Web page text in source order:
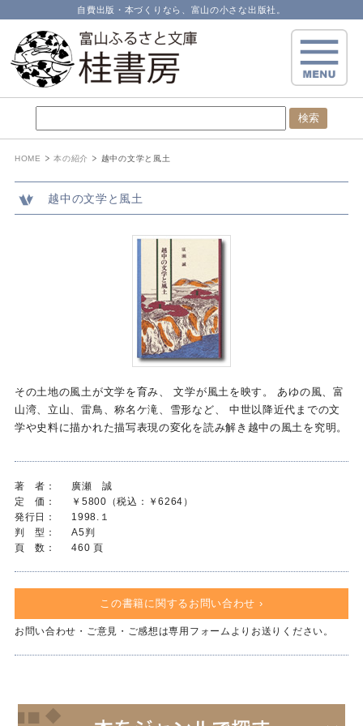
自費出版・本づくりなら、富山の小さな出版社。
HOME 本の紹介 越中の文学と風土
越中の文学と風土
その土地の風土が文学を育み、 文学が風土を映す。 あゆの風、富
山湾、立山、雷鳥、称名ケ滝、雪形など、 中世以降近代までの文
学や史料に描かれた描写表現の変化を読み解き越中の風土を究明。
著 者：
廣瀬 誠
定 価：
￥5800（税込：￥6264）
発行日：
1998.１
判 型：
A5判
頁 数：
460 頁
この書籍に関するお問い合わせ ›
お問い合わせ・ご意見・ご感想は専用フォームよりお送りください。